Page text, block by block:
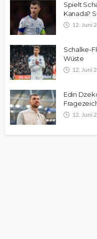
Spielt
Kanada?
12. Juni
Schalke-
Wüste
12. Juni
Edin
12. Juni